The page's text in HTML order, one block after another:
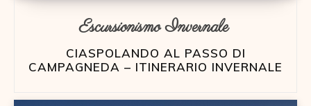
Escursionismo Invernale
CIASPOLANDO AL PASSO DI
CAMPAGNEDA – ITINERARIO INVERNALE